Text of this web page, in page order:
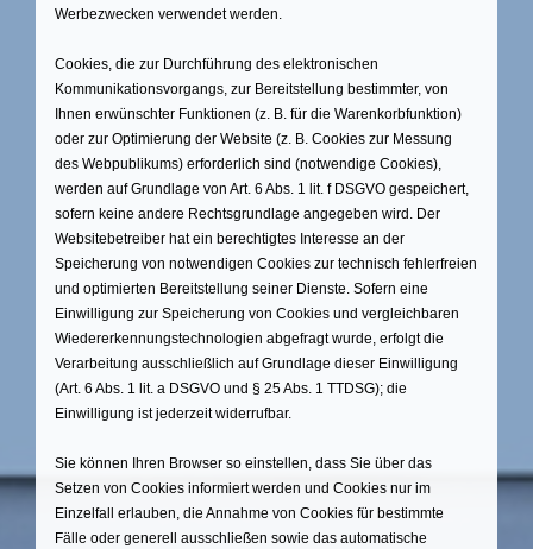
Werbezwecken verwendet werden.
Cookies, die zur Durchführung des elektronischen
Kommunikationsvorgangs, zur Bereitstellung bestimmter, von
Ihnen erwünschter Funktionen (z. B. für die Warenkorbfunktion)
oder zur Optimierung der Website (z. B. Cookies zur Messung
des Webpublikums) erforderlich sind (notwendige Cookies),
werden auf Grundlage von Art. 6 Abs. 1 lit. f DSGVO gespeichert,
sofern keine andere Rechtsgrundlage angegeben wird. Der
Websitebetreiber hat ein berechtigtes Interesse an der
Speicherung von notwendigen Cookies zur technisch fehlerfreien
und optimierten Bereitstellung seiner Dienste. Sofern eine
Einwilligung zur Speicherung von Cookies und vergleichbaren
Wiedererkennungstechnologien abgefragt wurde, erfolgt die
Verarbeitung ausschließlich auf Grundlage dieser Einwilligung
(Art. 6 Abs. 1 lit. a DSGVO und § 25 Abs. 1 TTDSG); die
Einwilligung ist jederzeit widerrufbar.
Sie können Ihren Browser so einstellen, dass Sie über das
Setzen von Cookies informiert werden und Cookies nur im
Einzelfall erlauben, die Annahme von Cookies für bestimmte
Fälle oder generell ausschließen sowie das automatische